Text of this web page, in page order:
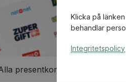
Klicka på
behandlar
Integritetspolicy
presentkort